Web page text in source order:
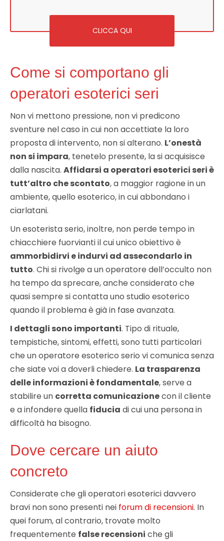
CLICCA QUI
Come si comportano gli
operatori esoterici seri
Non vi mettono pressione, non vi predicono
sventure nel caso in cui non accettiate la loro
proposta di intervento, non si alterano. L’onestà
non si impara, tenetelo presente, la si acquisisce
dalla nascita. Affidarsi a operatori esoterici seri è
tutt’altro che scontato, a maggior ragione in un
ambiente, quello esoterico, in cui abbondano i
ciarlatani.
Un esoterista serio, inoltre, non perde tempo in
chiacchiere fuorvianti il cui unico obiettivo è
ammorbidirvi e indurvi ad assecondarlo in
tutto. Chi si rivolge a un operatore dell’occulto non
ha tempo da sprecare, anche considerato che
quasi sempre si contatta uno studio esoterico
quando il problema è già in fase avanzata.
I dettagli sono importanti. Tipo di rituale,
tempistiche, sintomi, effetti, sono tutti particolari
che un operatore esoterico serio vi comunica senza
che siate voi a doverli chiedere. La trasparenza
delle informazioni è fondamentale, serve a
stabilire un corretta comunicazionecon il cliente
e a infondere quella fiducia di cui una persona in
difficoltà ha bisogno.
Dove cercare un aiuto
concreto
Considerate che gli operatori esoterici davvero
bravi non sono presenti nei forum di recensioni. In
quei forum, al contrario, trovate molto
frequentemente false recensioni che gli